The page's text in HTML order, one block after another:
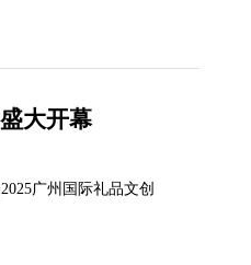
大开幕
广州国际礼品文创